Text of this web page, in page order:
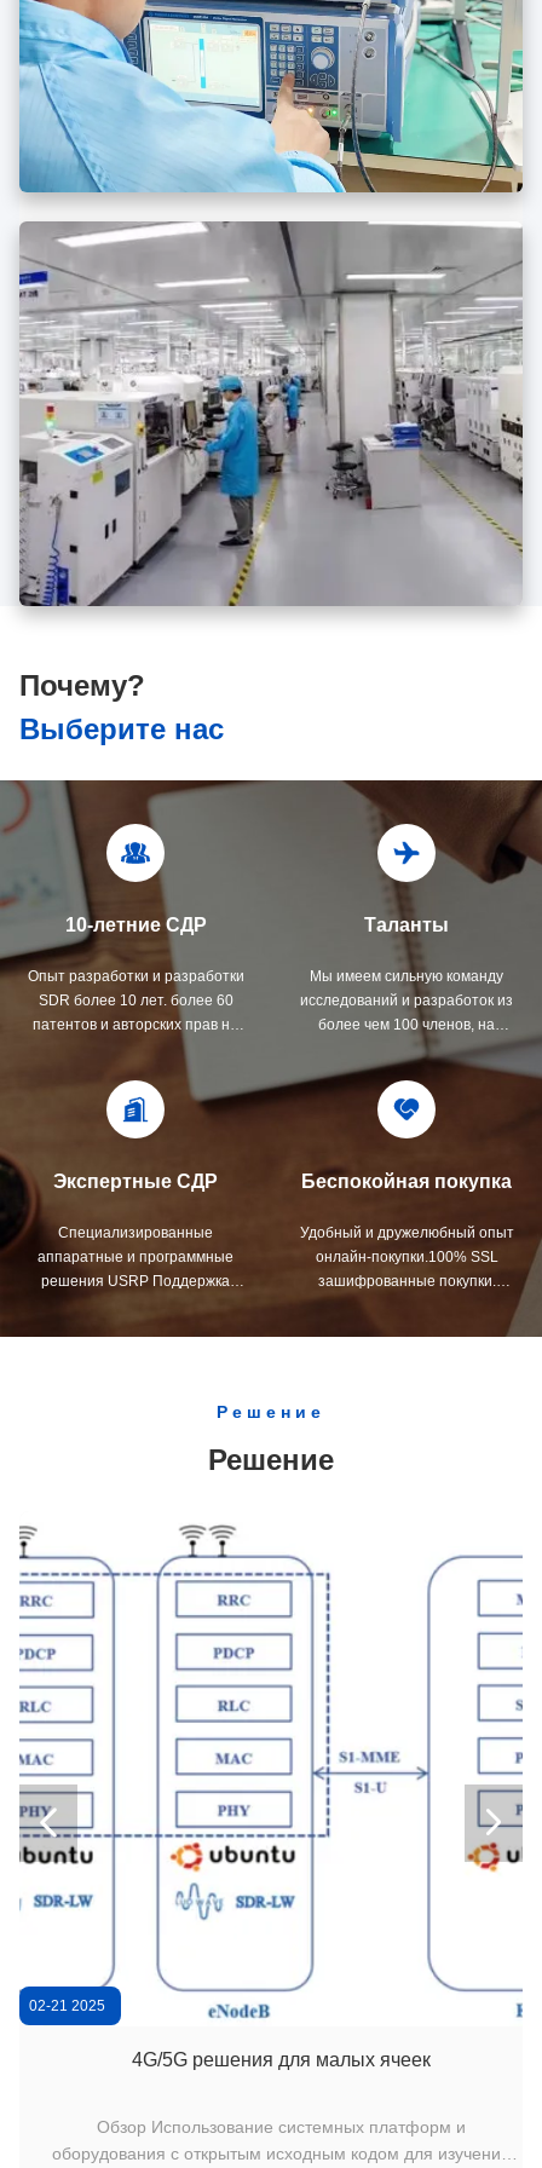
Почему?
Выберите нас
10-летние СДР
Опыт разработки и разработки
SDR более 10 лет. более 60
патентов и авторских прав на
как Rohde & Schwarz
Таланты
Мы имеем сильную команду
исследований и разработок из
более чем 100 членов, на
которые приходится более 45%
нашей рабочей силы,
поддерживаемой 24/7/365
обслуживанием клиентов,
SDR, от начального уровня до
Экспертные СДР
Специализированные
аппаратные и программные
решения USRP Поддержка
Беспокойная покупка
Удобный и дружелюбный опыт
онлайн-покупки.100% SSL
зашифрованные покупки.
своевременные и эффективные
Решение
Решение
02-21 2025
4G/5G решения для малых ячеек
Обзор Использование системных платформ и
оборудования с открытым исходным кодом для изучения
 